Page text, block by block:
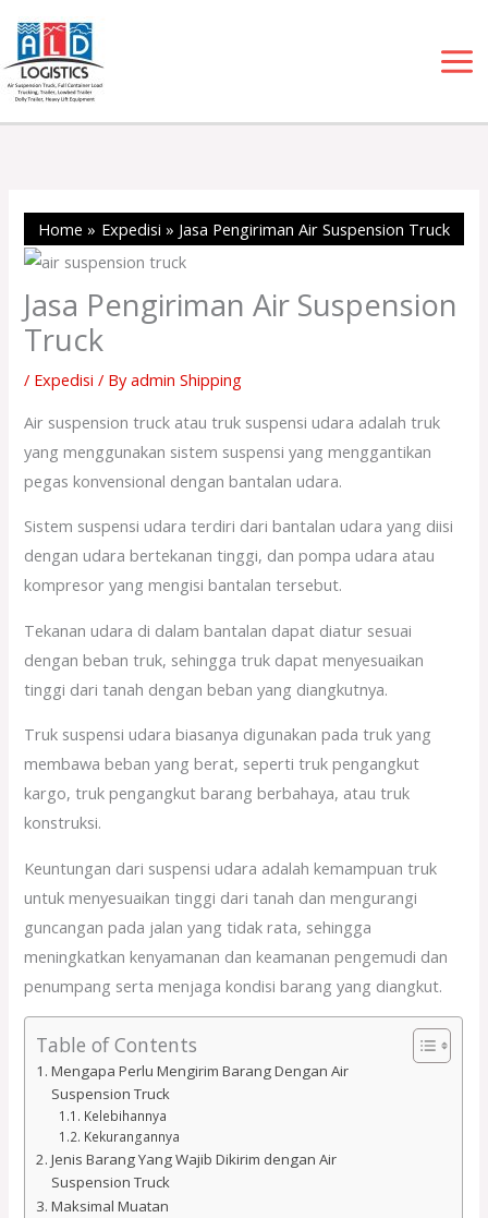
content
Home Expedisi Jasa Pengiriman Air Suspension Truck
Jasa Pengiriman Air Suspension
Truck
/ Expedisi / Byadmin Shipping
Air suspension truck atau truk suspensi udara adalah truk
yang menggunakan sistem suspensi yang menggantikan
pegas konvensional dengan bantalan udara.
Sistem suspensi udara terdiri dari bantalan udara yang diisi
dengan udara bertekanan tinggi, dan pompa udara atau
kompresor yang mengisi bantalan tersebut.
Tekanan udara di dalam bantalan dapat diatur sesuai
dengan beban truk, sehingga truk dapat menyesuaikan
tinggi dari tanah dengan beban yang diangkutnya.
Truk suspensi udara biasanya digunakan pada truk yang
membawa beban yang berat, seperti truk pengangkut
kargo, truk pengangkut barang berbahaya, atau truk
konstruksi.
Keuntungan dari suspensi udara adalah kemampuan truk
untuk menyesuaikan tinggi dari tanah dan mengurangi
guncangan pada jalan yang tidak rata, sehingga
meningkatkan kenyamanan dan keamanan pengemudi dan
penumpang serta menjaga kondisi barang yang diangkut.
Table of Contents
Mengapa Perlu Mengirim Barang Dengan Air
Suspension Truck
Kelebihannya
Kekurangannya
Jenis Barang Yang Wajib Dikirim dengan Air
Suspension Truck
Maksimal Muatan